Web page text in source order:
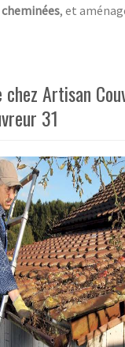
cheminées, et
chez Artisan
31